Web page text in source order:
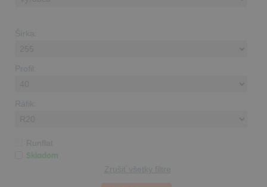
Šírka:
Profil:
Ráfik:
Runflat
Skladom
Zrušiť všetky filtre